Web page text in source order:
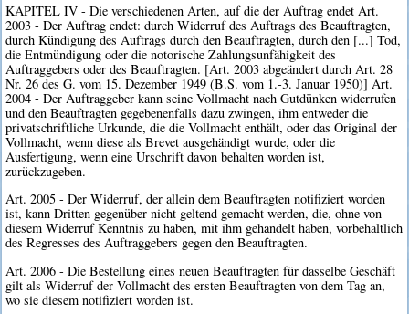
KAPITEL IV - Die verschiedenen Arten, auf die der Auftrag endet Art.
2003 - Der Auftrag endet: durch Widerruf des Auftrags des Beauftragten,
durch Kündigung des Auftrags durch den Beauftragten, durch den [...] Tod,
die Entmündigung oder die notorische Zahlungsunfähigkeit des
Auftraggebers oder des Beauftragten. [Art. 2003 abgeändert durch Art. 28
Nr. 26 des G. vom 15. Dezember 1949 (B.S. vom 1.-3. Januar 1950)] Art.
2004 - Der Auftraggeber kann seine Vollmacht nach Gutdünken widerrufen
und den Beauftragten gegebenenfalls dazu zwingen, ihm entweder die
privatschriftliche Urkunde, die die Vollmacht enthält, oder das Original der
Vollmacht, wenn diese als Brevet ausgehändigt wurde, oder die
Ausfertigung, wenn eine Urschrift davon behalten worden ist,
zurückzugeben.
Art. 2005 - Der Widerruf, der allein dem Beauftragten notifiziert worden
ist, kann Dritten gegenüber nicht geltend gemacht werden, die, ohne von
diesem Widerruf Kenntnis zu haben, mit ihm gehandelt haben, vorbehaltlich
des Regresses des Auftraggebers gegen den Beauftragten.
Art. 2006 - Die Bestellung eines neuen Beauftragten für dasselbe Geschäft
gilt als Widerruf der Vollmacht des ersten Beauftragten von dem Tag an,
wo sie diesem notifiziert worden ist.